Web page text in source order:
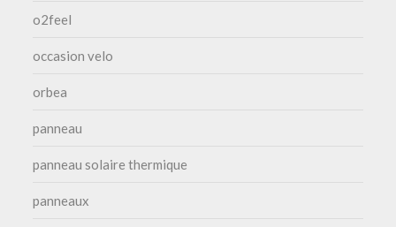
o2feel
occasion velo
orbea
panneau
panneau solaire thermique
panneaux